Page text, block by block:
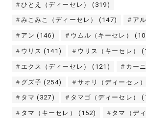
ひとえ（ディーセレ） (319)
みこみこ（ディーセレ） (147) ア
アン (146) ウムル（キーセレ）
ウリス (141) ウリス（キーセレ）
エクス（ディーセレ） (121) カー
グズ子 (254) サオリ（ディーセレ）
タマ (327) タマゴ（ディーセレ）
タマ（キーセレ） (152) タマ（デ